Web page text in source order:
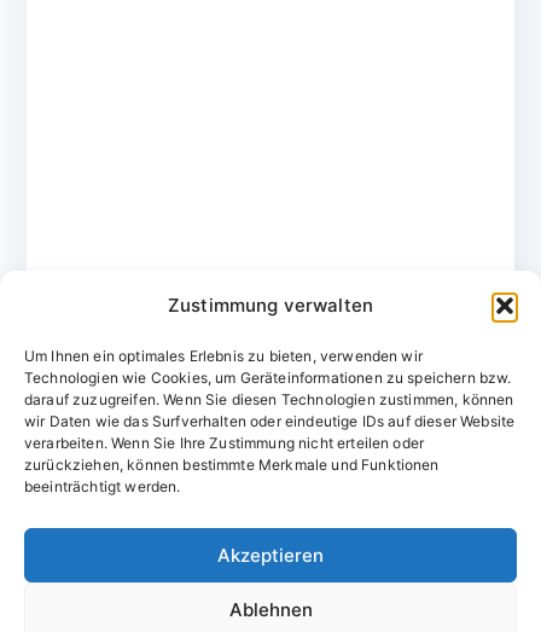
Zustimmung verwalten
Um Ihnen ein optimales Erlebnis zu bieten, verwenden wir
Technologien wie Cookies, um Geräteinformationen zu speichern bzw.
darauf zuzugreifen. Wenn Sie diesen Technologien zustimmen, können
wir Daten wie das Surfverhalten oder eindeutige IDs auf dieser Website
verarbeiten. Wenn Sie Ihre Zustimmung nicht erteilen oder
zurückziehen, können bestimmte Merkmale und Funktionen
beeinträchtigt werden.
Akzeptieren
Ablehnen
Domainvergabestelle.de